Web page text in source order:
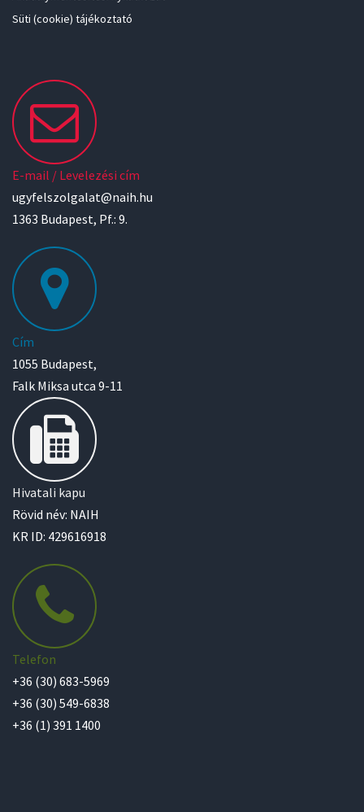
Süti (cookie) tájékoztató
E-mail / Levelezési cím
ugyfelszolgalat@naih.hu
1363 Budapest, Pf.: 9.
Cím
1055 Budapest,
Falk Miksa utca 9-11
Hivatali kapu
Rövid név: NAIH
KR ID: 429616918
Telefon
+36 (30) 683-5969
+36 (30) 549-6838
+36 (1) 391 1400